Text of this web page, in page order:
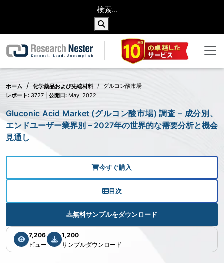
ホーム 化学薬品および先端材料
グルコン酸市場
レポート: 3727 | 公開日: May, 2022
Gluconic Acid Market (グルコン酸市場) 調査 – 成分別、
エンドユーザー業界別 – 2027年の世界的な需要分析と機会
見通し
今すぐ購入
目次
無料サンプルをダウンロード
7,206
ビュー
1,200
サンプルダウンロード